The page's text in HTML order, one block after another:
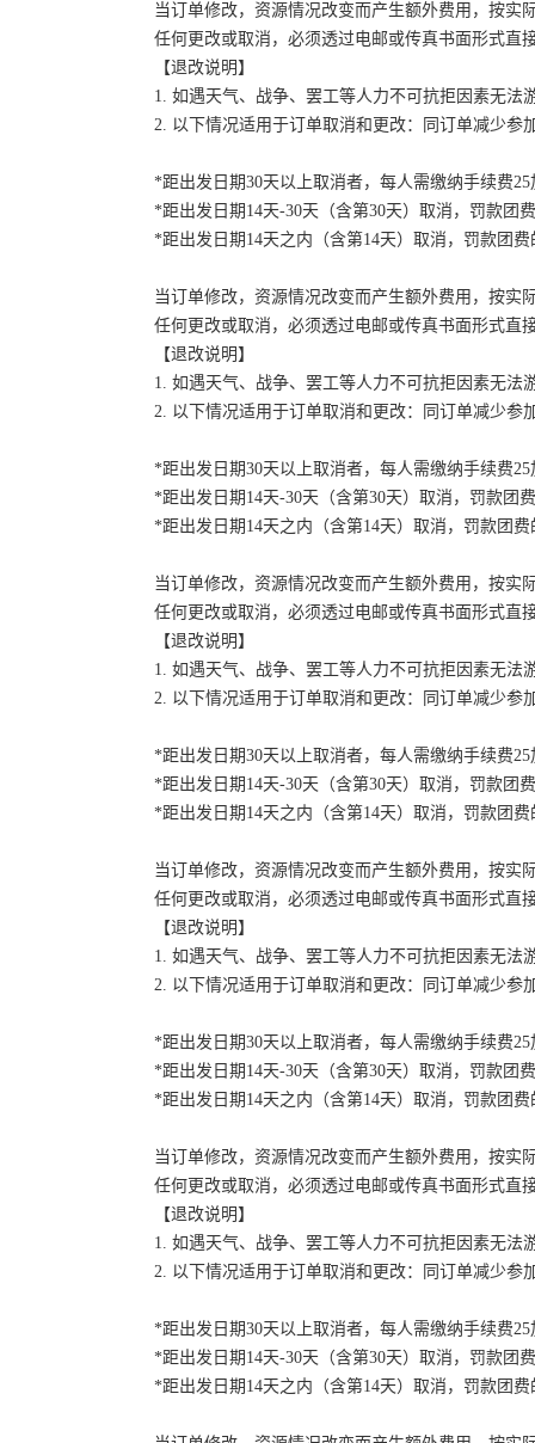
当订单修改，资源情况改变而产生额外费用，按实
任何更改或取消，必须透过电邮或传真书面形式直
【退改说明】
1. 如遇天气、战争、罢工等人力不可抗拒因素无
2. 以下情况适用于订单取消和更改：同订单减少
*距出发日期30天以上取消者，每人需缴纳手续费
*距出发日期14天-30天（含第30天）取消，罚款团
*距出发日期14天之内（含第14天）取消，罚款团费
当订单修改，资源情况改变而产生额外费用，按实
任何更改或取消，必须透过电邮或传真书面形式直
【退改说明】
1. 如遇天气、战争、罢工等人力不可抗拒因素无
2. 以下情况适用于订单取消和更改：同订单减少
*距出发日期30天以上取消者，每人需缴纳手续费
*距出发日期14天-30天（含第30天）取消，罚款团
*距出发日期14天之内（含第14天）取消，罚款团费
当订单修改，资源情况改变而产生额外费用，按实
任何更改或取消，必须透过电邮或传真书面形式直
【退改说明】
1. 如遇天气、战争、罢工等人力不可抗拒因素无
2. 以下情况适用于订单取消和更改：同订单减少
*距出发日期30天以上取消者，每人需缴纳手续费
*距出发日期14天-30天（含第30天）取消，罚款团
*距出发日期14天之内（含第14天）取消，罚款团费
当订单修改，资源情况改变而产生额外费用，按实
任何更改或取消，必须透过电邮或传真书面形式直
【退改说明】
1. 如遇天气、战争、罢工等人力不可抗拒因素无
2. 以下情况适用于订单取消和更改：同订单减少
*距出发日期30天以上取消者，每人需缴纳手续费
*距出发日期14天-30天（含第30天）取消，罚款团
*距出发日期14天之内（含第14天）取消，罚款团费
当订单修改，资源情况改变而产生额外费用，按实
任何更改或取消，必须透过电邮或传真书面形式直
【退改说明】
1. 如遇天气、战争、罢工等人力不可抗拒因素无
2. 以下情况适用于订单取消和更改：同订单减少
*距出发日期30天以上取消者，每人需缴纳手续费
*距出发日期14天-30天（含第30天）取消，罚款团
*距出发日期14天之内（含第14天）取消，罚款团费